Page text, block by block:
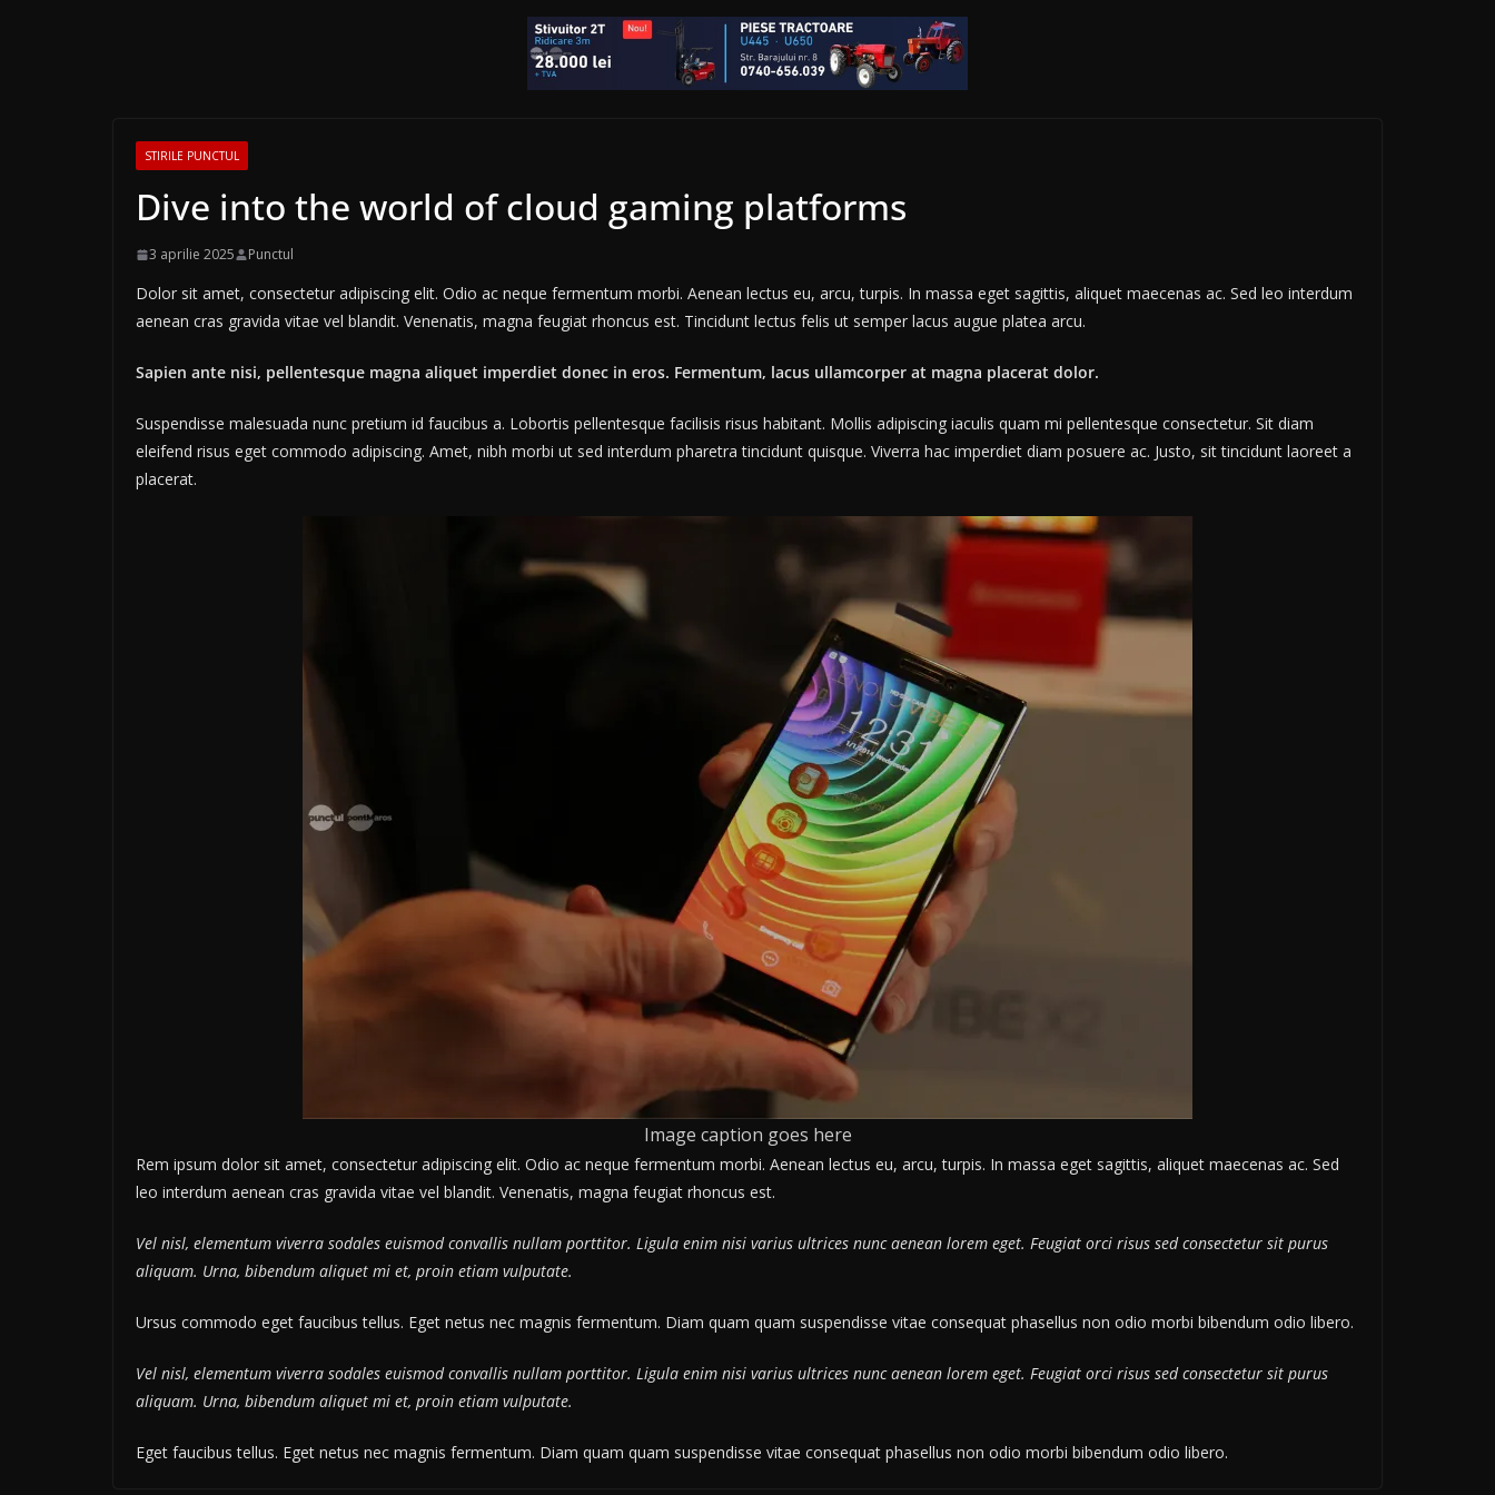
STIRILE PUNCTUL
Dive into the world of cloud gaming platforms
3 aprilie 2025 Punctul
Dolor sit amet, consectetur adipiscing elit. Odio ac neque fermentum morbi. Aenean lectus eu, arcu, turpis. In massa eget sagittis, aliquet maecenas ac. Sed leo interdum
aenean cras gravida vitae vel blandit. Venenatis, magna feugiat rhoncus est. Tincidunt lectus felis ut semper lacus augue platea arcu.
Sapien ante nisi, pellentesque magna aliquet imperdiet donec in eros. Fermentum, lacus ullamcorper at magna placerat dolor.
Suspendisse malesuada nunc pretium id faucibus a. Lobortis pellentesque facilisis risus habitant. Mollis adipiscing iaculis quam mi pellentesque consectetur. Sit diam
eleifend risus eget commodo adipiscing. Amet, nibh morbi ut sed interdum pharetra tincidunt quisque. Viverra hac imperdiet diam posuere ac. Justo, sit tincidunt laoreet a
placerat.
Image caption goes here
Rem ipsum dolor sit amet, consectetur adipiscing elit. Odio ac neque fermentum morbi. Aenean lectus eu, arcu, turpis. In massa eget sagittis, aliquet maecenas ac. Sed
leo interdum aenean cras gravida vitae vel blandit. Venenatis, magna feugiat rhoncus est.
Vel nisl, elementum viverra sodales euismod convallis nullam porttitor. Ligula enim nisi varius ultrices nunc aenean lorem eget. Feugiat orci risus sed consectetur sit purus
aliquam. Urna, bibendum aliquet mi et, proin etiam vulputate.
Ursus commodo eget faucibus tellus. Eget netus nec magnis fermentum. Diam quam quam suspendisse vitae consequat phasellus non odio morbi bibendum odio libero.
Vel nisl, elementum viverra sodales euismod convallis nullam porttitor. Ligula enim nisi varius ultrices nunc aenean lorem eget. Feugiat orci risus sed consectetur sit purus
aliquam. Urna, bibendum aliquet mi et, proin etiam vulputate.
Eget faucibus tellus. Eget netus nec magnis fermentum. Diam quam quam suspendisse vitae consequat phasellus non odio morbi bibendum odio libero.